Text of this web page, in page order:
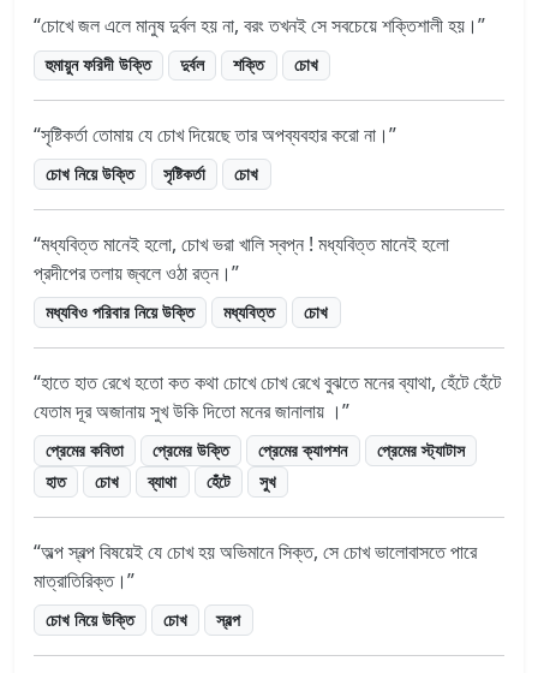
চোখে জল এলে মানুষ দুর্বল হয় না, বরং তখনই সে সবচেয়ে শক্তিশালী হয়।
হুমায়ুন ফরিদী উক্তি দুর্বল শক্তি চোখ
সৃষ্টিকর্তা তোমায় যে চোখ দিয়েছে তার অপব্যবহার করো না।
চোখ নিয়ে উক্তি সৃষ্টিকর্তা চোখ
মধ্যবিত্ত মানেই হলো, চোখ ভরা খালি স্বপ্ন ! মধ্যবিত্ত মানেই হলো
প্রদীপের তলায় জ্বলে ওঠা রত্ন।
মধ্যবিও পরিবার নিয়ে উক্তি মধ্যবিত্ত চোখ
হাতে হাত রেখে হতো কত কথা চোখে চোখ রেখে বুঝতে মনের ব্যাথা, হেঁটে হেঁটে
যেতাম দূর অজানায় সুখ উকি দিতো মনের জানালায় ।
প্রেমের কবিতা প্রেমের উক্তি প্রেমের ক্যাপশন
প্রেমের স্ট্যাটাস
হাত
চোখ ব্যাথা হেঁটে সুখ
অল্প স্বল্প বিষয়েই যে চোখ হয় অভিমানে সিক্ত, সে চোখ ভালোবাসতে পারে
মাত্রাতিরিক্ত।
চোখ নিয়ে উক্তি চোখ স্বল্প